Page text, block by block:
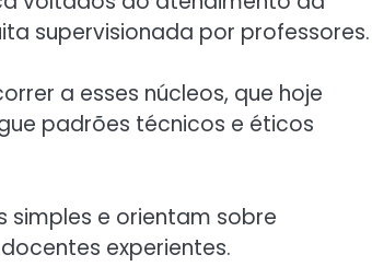
supervisionada por professores.
a esses núcleos, que hoje
padrões técnicos e éticos
simples e orientam sobre
experientes.